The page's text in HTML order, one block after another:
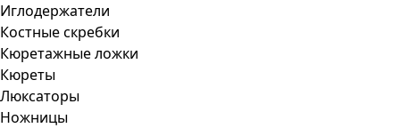
Иглодержатели
Костные скребки
Кюретажные ложки
Кюреты
Люксаторы
Ножницы